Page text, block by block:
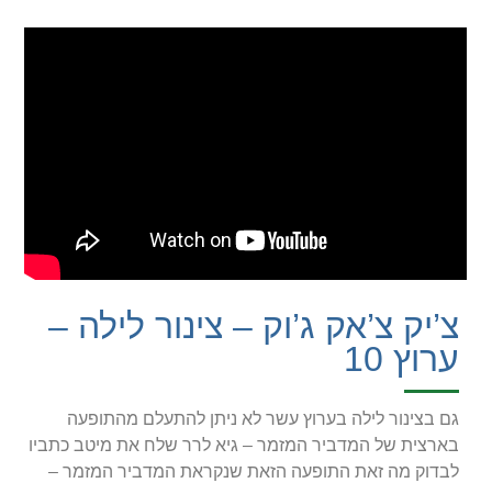
צ’יק צ’אק ג’וק – צינור לילה –
ערוץ 10
גם בצינור לילה בערוץ עשר לא ניתן להתעלם מהתופעה
בארצית של המדביר המזמר – גיא לרר שלח את מיטב כתביו
לבדוק מה זאת התופעה הזאת שנקראת המדביר המזמר –